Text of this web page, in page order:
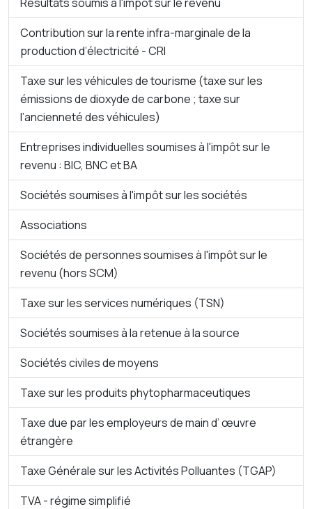
Contribution sur la rente infra-marginale de la
production d’électricité - CRI
Taxe sur les véhicules de tourisme (taxe sur les
émissions de dioxyde de carbone ; taxe sur
l’ancienneté des véhicules)
Entreprises individuelles soumises à l'impôt sur le
revenu : BIC, BNC et BA
Sociétés soumises à l'impôt sur les sociétés
Associations
Sociétés de personnes soumises à l'impôt sur le
revenu (hors SCM)
Taxe sur les services numériques (TSN)
Sociétés soumises à la retenue à la source
Sociétés civiles de moyens
Taxe sur les produits phytopharmaceutiques
Taxe due par les employeurs de main d’ œuvre
étrangère
Taxe Générale sur les Activités Polluantes (TGAP)
TVA - régime simplifié